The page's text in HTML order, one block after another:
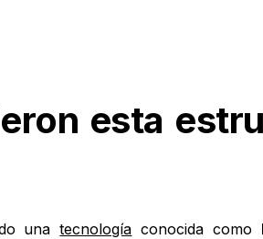
esta
unatecnología conocida como